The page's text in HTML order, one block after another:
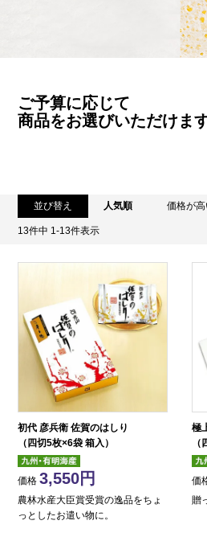
ご予算に応じて
商品をお選びいただけま
並び替え 人気順 価格が
13件中 1-13件表示
初代 彦兵衛 佐賀のはしり
（四切5枚×6袋 箱入）
価格 3,550
農林水産大臣賞受賞の逸品をちょ
っとしたお遣い物に。
極
価
贈